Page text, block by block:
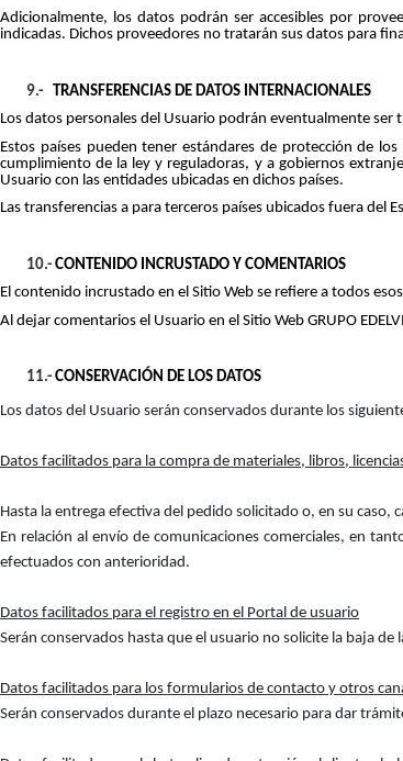
Adicionalmente, los datos podrán ser accesibles por
indicadas. Dichos proveedores no tratarán sus datos para
9.- TRANSFERENCIAS DE DATOS INTERNACIONALES
Los datos personales del Usuario podrán eventualmente
Estos países pueden tener estándares de protección de
cumplimiento de la ley y reguladoras, y a gobiernos
Usuario con las entidades ubicadas en dichos países.
Las transferencias a para terceros países ubicados fuera del
10.-CONTENIDO INCRUSTADO Y COMENTARIOS
El contenido incrustado en el Sitio Web se refiere a todos
Al dejar comentarios el Usuario en el Sitio Web GRUPO
11.-CONSERVACIÓN DE LOS DATOS
Los datos del Usuario serán conservados durante los
Datos facilitados para la compra de materiales, libros,
Hasta la entrega efectiva del pedido solicitado o, en su caso,
En relación al envío de comunicaciones comerciales, en
efectuados con anterioridad.
Datos facilitados para el registro en el Portal de usuario
Serán conservados hasta que el usuario no solicite la baja
Datos facilitados para los formularios de contacto y otros
Serán conservados durante el plazo necesario para dar